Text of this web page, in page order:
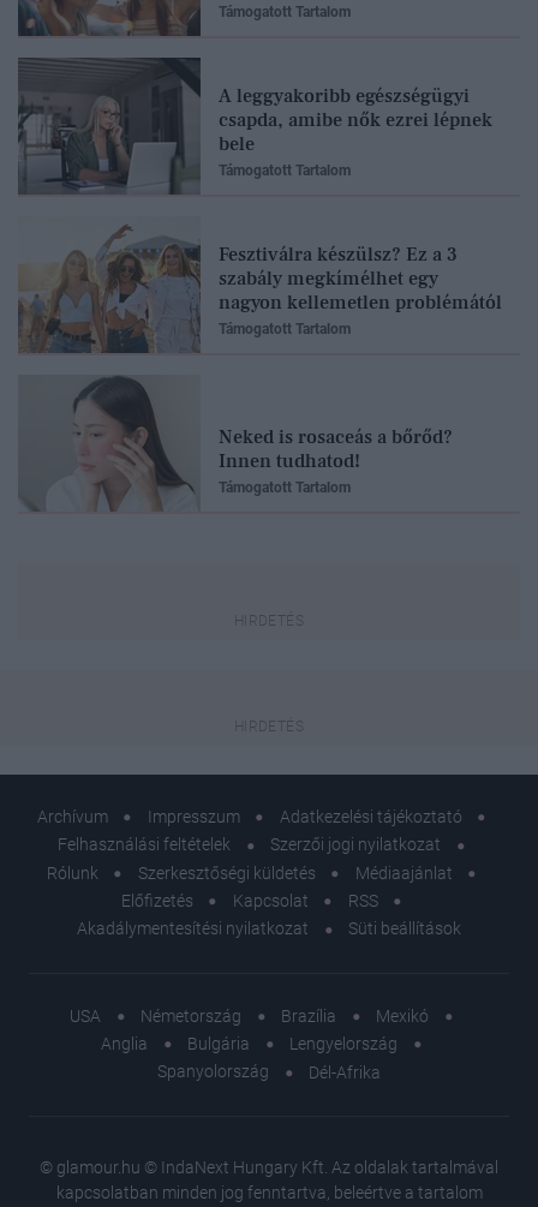
Támogatott Tartalom
A leggyakoribb egészségügyi
csapda, amibe nők ezrei lépnek
bele
Támogatott Tartalom
Fesztiválra készülsz? Ez a 3
szabály megkímélhet egy
nagyon kellemetlen problémától
Támogatott Tartalom
Neked is rosaceás a bőrőd?
Innen tudhatod!
Támogatott Tartalom
Archívum Impresszum
Adatkezelési tájékoztató
Felhasználási feltételek
Szerzői jogi nyilatkozat
Rólunk
Szerkesztőségi küldetés
Médiaajánlat
Előfizetés
Kapcsolat
RSS
Akadálymentesítési nyilatkozat
Süti beállítások
USA Németország Brazília
Mexikó
Anglia
Bulgária
Lengyelország
Spanyolország
Dél-Afrika
© glamour.hu © IndaNext Hungary Kft. Az oldalak tartalmával
kapcsolatban minden jog fenntartva, beleértve a tartalom